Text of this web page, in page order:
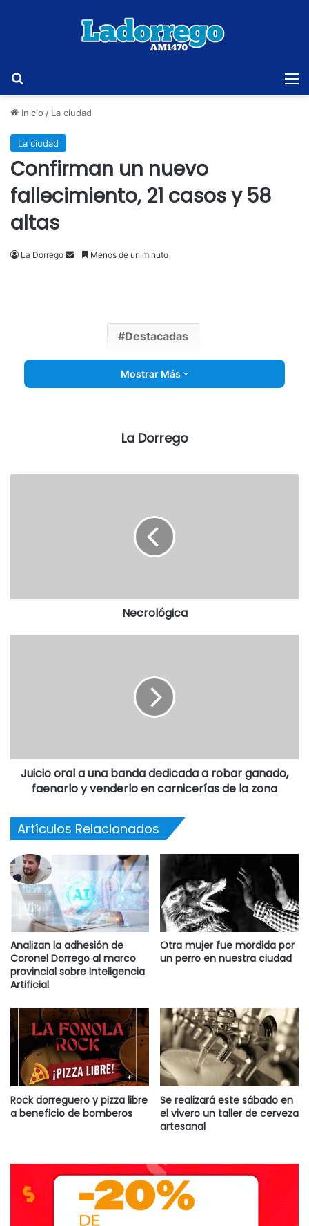
Inicio / La ciudad
La ciudad
Confirman un nuevo
fallecimiento, 21 casos y 58
altas
La Dorrego
SendMenos de un minuto
Destacadas
Mostrar Más
La Dorrego
Necrológica
Juicio oral a una banda dedicada a robar ganado,
faenarlo y venderlo en carnicerías de la zona
Artículos Relacionados
Analizan la adhesión de
Coronel Dorrego al marco
provincial sobre Inteligencia
Artificial
Otra mujer fue mordida por
un perro en nuestra ciudad
Rock dorreguero y pizza libre
a beneficio de bomberos
Se realizará este sábado en
el vivero un taller de cerveza
artesanal